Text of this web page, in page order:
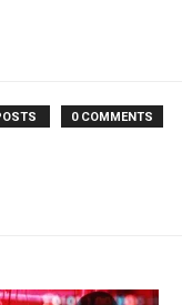
0 COMMENTS